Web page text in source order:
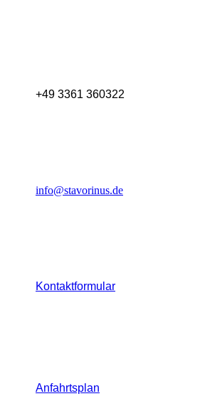
+49 3361 360322
info@stavorinus.de
Kontaktformular
Anfahrtsplan